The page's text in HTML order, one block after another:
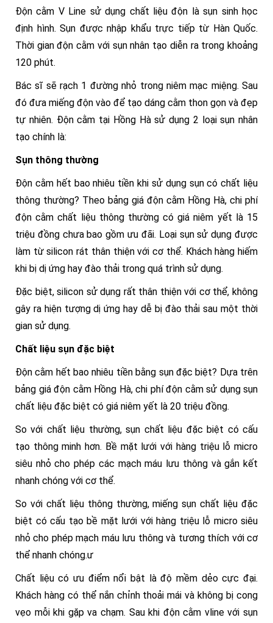
Độn cằm V Line sử dụng chất liệu độn là sụn sinh học
định hình. Sụn được nhập khẩu trực tiếp từ Hàn Quốc.
Thời gian độn cằm với sụn nhân tạo diễn ra trong khoảng
120 phút.
Bác sĩ sẽ rạch 1 đường nhỏ trong niêm mạc miệng. Sau
đó đưa miếng độn vào để tạo dáng cằm thon gọn và đẹp
tự nhiên. Độn cằm tại Hồng Hà sử dụng 2 loại sụn nhân
tạo chính là:
Sụn thông thường
Độn cằm hết bao nhiêu tiền khi sử dụng sụn có chất liệu
thông thường? Theo bảng giá độn cằm Hồng Hà, chi phí
độn cằm chất liệu thông thường có giá niêm yết là 15
triệu đồng chưa bao gồm ưu đãi. Loại sụn sử dụng được
làm từ silicon rát thân thiện với cơ thể. Khách hàng hiếm
khi bị dị ứng hay đào thải trong quá trình sử dụng.
Đặc biệt, silicon sử dụng rất thân thiện với cơ thể, không
gây ra hiện tượng dị ứng hay dễ bị đào thải sau một thời
gian sử dụng.
Chất liệu sụn đặc biệt
Độn cằm hết bao nhiêu tiền bằng sụn đặc biệt? Dựa trên
bảng giá độn cằm Hồng Hà, chi phí độn cằm sử dụng sụn
chất liệu đặc biệt có giá niêm yết là 20 triệu đồng.
So với chất liệu thường, sụn chất liệu đặc biệt có cấu
tạo thông minh hơn. Bề mặt lưới với hàng triệu lỗ micro
siêu nhỏ cho phép các mạch máu lưu thông và gắn kết
nhanh chóng với cơ thể.
So với chất liệu thông thường, miếng sụn chất liệu đặc
biệt có cấu tạo bề mặt lưới với hàng triệu lỗ micro siêu
nhỏ cho phép mạch máu lưu thông và tương thích với cơ
thể nhanh chóng.ư
Chất liệu có ưu điểm nổi bật là độ mềm dẻo cực đại.
Khách hàng có thể nắn chỉnh thoải mái và không bị cong
vẹo mỗi khi gặp va chạm. Sau khi độn cằm vline với sụn